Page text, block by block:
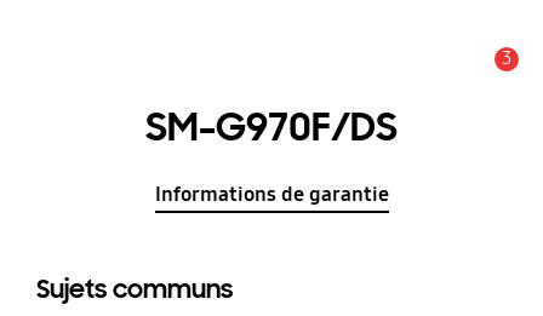
3
SM-G970F/DS
Informations de garantie
Sujets communs